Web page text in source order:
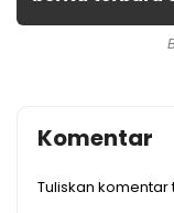
Komentar
Tuliskan